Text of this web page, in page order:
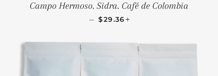
Campo Hermoso. Sidra. Café de Colombia
— PRECIO HABITUAL
$29.36